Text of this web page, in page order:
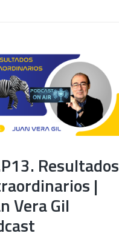
Resultados
|
Vera Gil